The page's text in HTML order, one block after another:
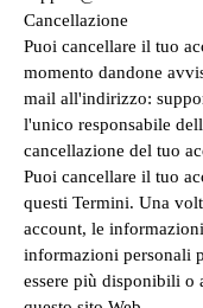
Cancellazione
Puoi cancellare il tuo
momento dandone
mail all'indirizzo:
l'unico responsabile
cancellazione del tuo
Puoi cancellare il tuo
questi Termini. Una
account, le
informazioni personali
essere più disponibili o